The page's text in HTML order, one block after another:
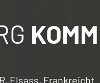
Elsass, Frankreicht